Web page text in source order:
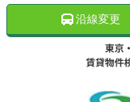
沿線変更